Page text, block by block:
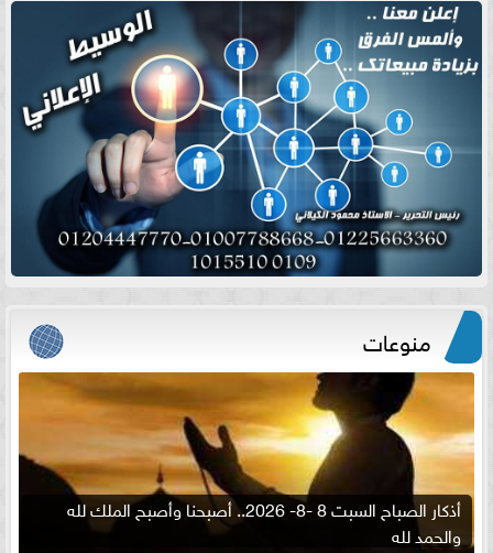
منوعات
أذكار الصباح السبت 8 -8- 2026.. أصبحنا وأصبح الملك لله
والحمد لله